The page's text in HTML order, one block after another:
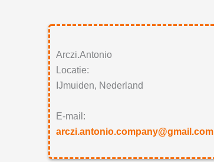
Arczi.Antonio
Locatie:
IJmuiden, Nederland
E-mail:
arczi.antonio.company@gmail.com